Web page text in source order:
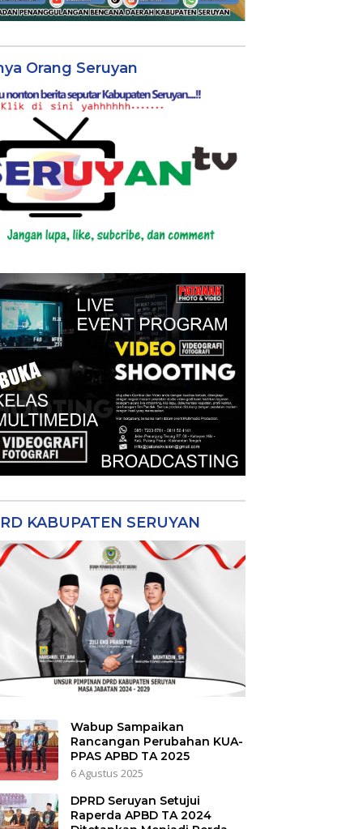
Orang Seruyan
KABUPATEN SERUYAN
Wabup Sampaikan
Rancangan Perubahan KUA-
PPAS APBD TA 2025
6 Agustus 2025
DPRD Seruyan Setujui
Raperda APBD TA 2024